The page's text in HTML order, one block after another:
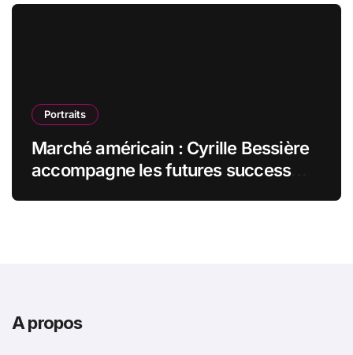
Portraits
Marché américain : Cyrille Bessière
accompagne les futures success
A propos